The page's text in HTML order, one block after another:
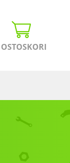
OSTOSKORI